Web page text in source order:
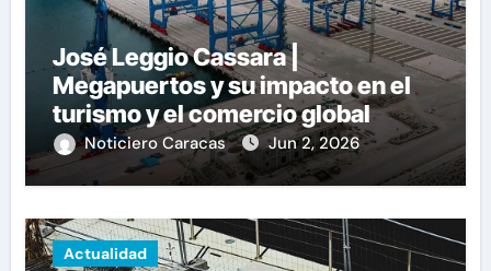
José Leggio Cassara |
Megapuertos y su impacto en el
turismo y el comercio global
Noticiero Caracas Jun 2, 2026
Actualidad